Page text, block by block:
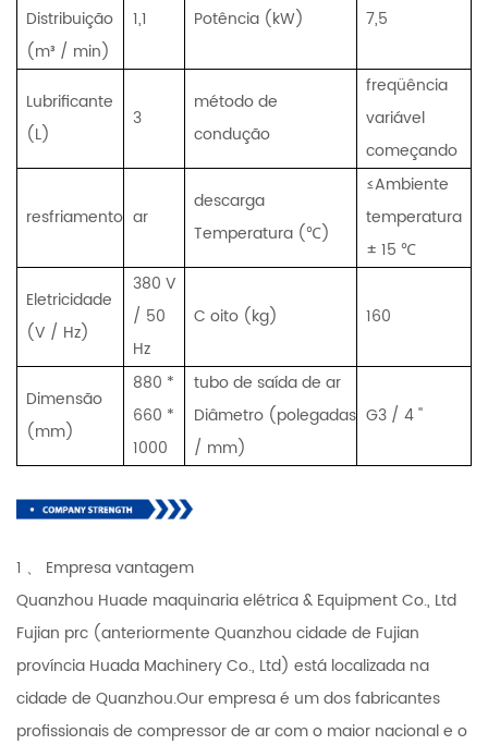
Distribuição
(m³ / min)
1,1 Potência (kW) 7,5
Lubrificante
(L)
3
método de
condução
freqüência
variável
começando
resfriamento ar
descarga
Temperatura (℃)
≤Ambiente
temperatura
± 15 ℃
Eletricidade
(V / Hz)
380 V
/ 50
Hz
C oito (kg) 160
Dimensão
(mm)
880 *
660 *
1000
tubo de saída de ar
Diâmetro (polegadas
/ mm)
G3 / 4 ''
1 、 Empresa vantagem
Quanzhou Huade maquinaria elétrica & Equipment Co., Ltd
Fujian prc (anteriormente Quanzhou cidade de Fujian
província Huada Machinery Co., Ltd) está localizada na
cidade de Quanzhou.Our empresa é um dos fabricantes
profissionais de compressor de ar com o maior nacional e o